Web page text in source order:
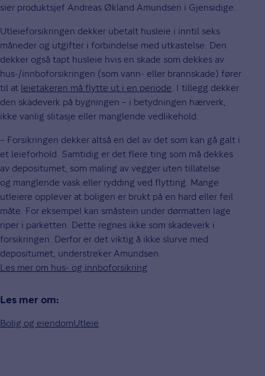
sier produktsjef Andreas Økland Amundsen i Gjensidige.
Utleieforsikringen dekker ubetalt husleie i inntil seks
måneder og utgifter i forbindelse med utkastelse. Den
dekker også tapt husleie hvis en skade som dekkes av
hus-/innboforsikringen (som vann- eller brannskade) fører
til at leietakeren må flytte ut i en periode . I tillegg dekker
den skadeverk på bygningen – i betydningen hærverk,
ikke vanlig slitasje eller manglende vedlikehold.
– Forsikringen dekker altså en del av det som kan gå galt i
et leieforhold. Samtidig er det flere ting som må dekkes
av depositumet, som maling av vegger uten tillatelse
og manglende vask eller rydding ved flytting. Mange
utleiere opplever at boligen er brukt på en hard eller feil
måte. For eksempel kan småstein under dørmatten lage
riper i parketten. Dette regnes ikke som skadeverk i
forsikringen. Derfor er det viktig å ikke slurve med
depositumet, understreker Amundsen.
Les mer om hus- og innboforsikring
Les mer om:
Bolig og eiendomUtleie